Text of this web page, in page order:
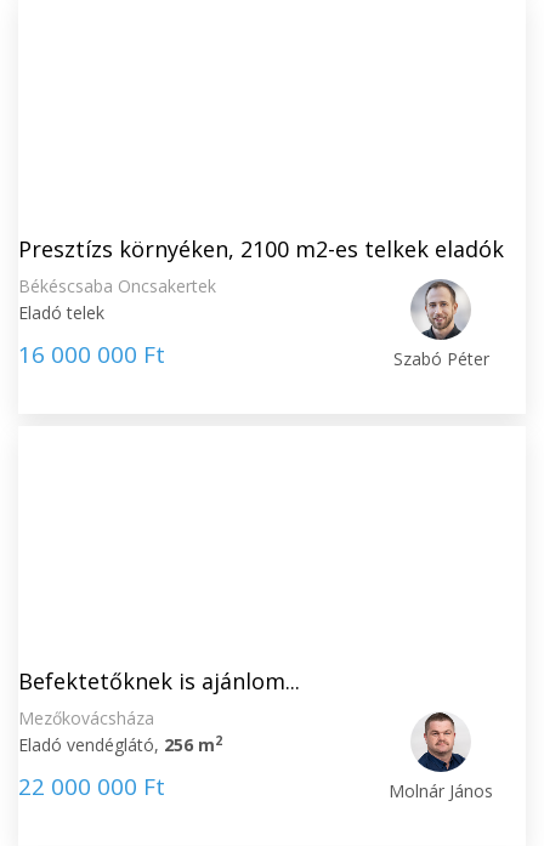
Presztízs környéken, 2100 m2-es telkek eladók
Békéscsaba Oncsakertek
Eladó telek
16 000 000 Ft Szabó Péter
Befektetőknek is ajánlom...
Mezőkovácsháza
Eladó vendéglátó, 256 m2
22 000 000 Ft Molnár János